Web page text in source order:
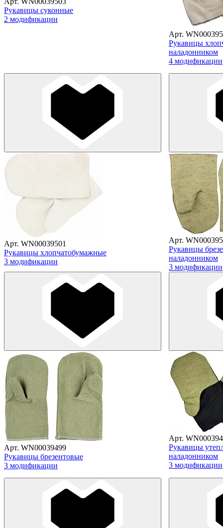
Рукавицы суконные
2 модификации
Арт.
Рукавицы
наладонником
4 модификации
Арт. WN00039501
Рукавицы хлопчатобумажные
3 модификации
Арт.
Рукавицы
наладонником
3 модификации
Арт. WN00039499
Рукавицы брезентовые
3 модификации
Арт.
Рукавицы
наладонником
3 модификации